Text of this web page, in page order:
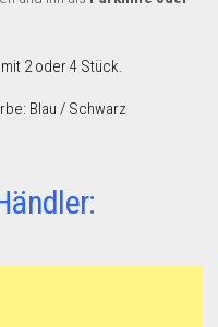
2 oder 4 Stück.
Blau / Schwarz